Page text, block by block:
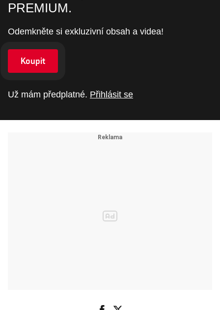
PREMIUM.
Odemkněte si exkluzivní obsah a videa!
Koupit
Už mám předplatné. Přihlásit se